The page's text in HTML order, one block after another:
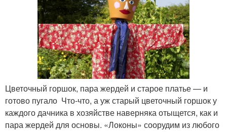
Цветочный горшок, пара жердей и старое платье — и
готово пугало Что-что, а уж старый цветочный горшок у
каждого дачника в хозяйстве наверняка отыщется, как и
пара жердей для основы. «Локоны» соорудим из любого